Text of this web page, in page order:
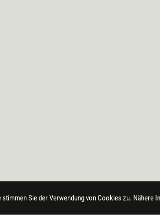
Sie der Verwendung von Cookies zu. Nähere